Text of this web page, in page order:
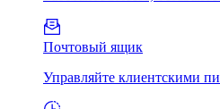
Почтовый ящик
Управляйте клиентскими